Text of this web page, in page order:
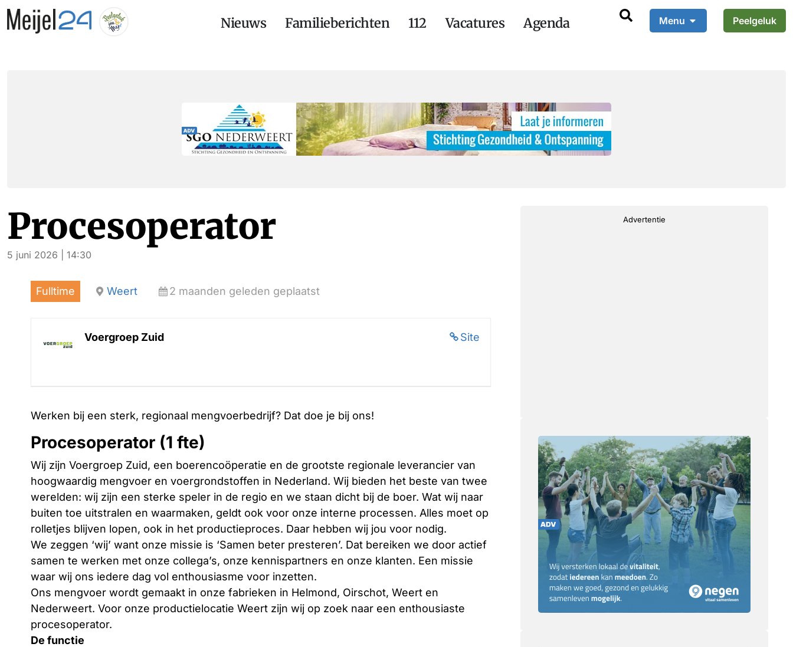
Nieuws Familieberichten 112 Vacatures Agenda Menu Peelgeluk
Procesoperator
5 juni 2026 | 14:30
Fulltime Weert 2 maanden geleden geplaatst
Site
Voergroep Zuid
Werken bij een sterk, regionaal mengvoerbedrijf? Dat doe je bij ons!
Procesoperator (1 fte)
Wij zijn Voergroep Zuid, een boerencoöperatie en de grootste regionale leverancier van
hoogwaardig mengvoer en voergrondstoffen in Nederland. Wij bieden het beste van twee
werelden: wij zijn een sterke speler in de regio en we staan dicht bij de boer. Wat wij naar
buiten toe uitstralen en waarmaken, geldt ook voor onze interne processen. Alles moet op
rolletjes blijven lopen, ook in het productieproces. Daar hebben wij jou voor nodig.
We zeggen ‘wij’ want onze missie is ‘Samen beter presteren’. Dat bereiken we door actief
samen te werken met onze collega’s, onze kennispartners en onze klanten. Een missie
waar wij ons iedere dag vol enthousiasme voor inzetten.
Ons mengvoer wordt gemaakt in onze fabrieken in Helmond, Oirschot, Weert en
Nederweert. Voor onze productielocatie Weert zijn wij op zoek naar een enthousiaste
procesoperator.
De functie
Advertentie